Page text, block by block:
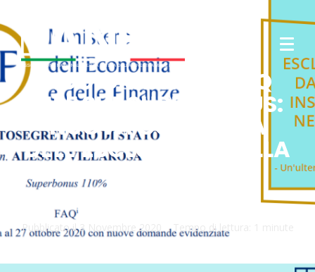
AGGIORNATE LE FAQ
MEF SUL SUPERBONUS:
NUOVA CONFERMA
DELL’ESCLUSIONE DELLA
POSA DAI TETTI DI
Pubblicato il3 Novembre 2020 Tempo di lettura: